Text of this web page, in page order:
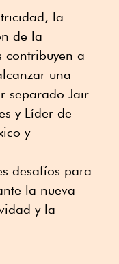
la
de la
contribuyen a
una
separado Jair
y Líder de
y
desafíos para
la nueva
y la